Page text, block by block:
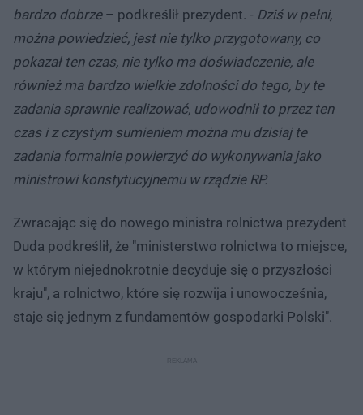
bardzo dobrze– podkreślił prezydent. - Dziś w pełni,
można powiedzieć, jest nie tylko przygotowany, co
pokazał ten czas, nie tylko ma doświadczenie, ale
również ma bardzo wielkie zdolności do tego, by te
zadania sprawnie realizować, udowodnił to przez ten
czas i z czystym sumieniem można mu dzisiaj te
zadania formalnie powierzyć do wykonywania jako
ministrowi konstytucyjnemu w rządzie RP.
Zwracając się do nowego ministra rolnictwa prezydent
Duda podkreślił, że "ministerstwo rolnictwa to miejsce,
w którym niejednokrotnie decyduje się o przyszłości
kraju", a rolnictwo, które się rozwija i unowocześnia,
staje się jednym z fundamentów gospodarki Polski".